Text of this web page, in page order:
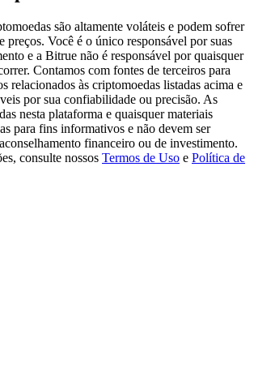
Trading Carnival
Silver · 33,333 USDT Bonus
Exclusive 10% APR
Staking | Daily Rewards
são altamente voláteis e podem sofrer
preços. Você é o único responsável por suas
e a Bitrue não é responsável por quaisquer
Contamos com fontes de terceiros para
relacionados às criptomoedas listadas acima e
por sua confiabilidade ou precisão. As
nesta plataforma e quaisquer materiais
para fins informativos e não devem ser
financeiro ou de investimento.
consulte nossos Termos de Uso e Política de